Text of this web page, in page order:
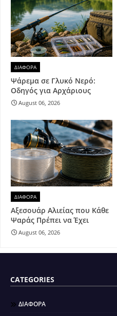
ΔΙΑΦΟΡΑ
Ψάρεμα σε Γλυκό Νερό:
Οδηγός για Αρχάριους
August 06, 2026
ΔΙΑΦΟΡΑ
Αξεσουάρ Αλιείας που Κάθε
Ψαράς Πρέπει να Έχει
August 06, 2026
CATEGORIES
ΔΙΑΦΟΡΑ